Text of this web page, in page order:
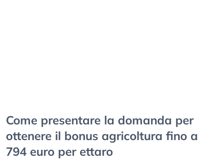
Come presentare la domanda per
ottenere il bonus agricoltura fino a
794 euro per ettaro